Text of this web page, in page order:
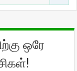
ஒரே